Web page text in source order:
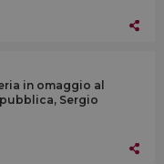
in omaggio al
Sergio